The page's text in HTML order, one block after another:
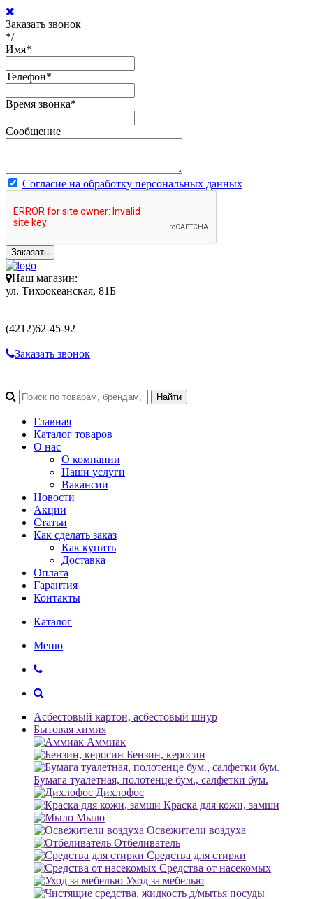
Заказать звонок
*/
Имя*
Телефон*
Время звонка*
Сообщение
Согласие на обработку персональных данных
Заказать
Наш магазин:
ул. Тихоокеанская, 81Б
(4212)62-45-92
Заказать звонок
Главная
Каталог товаров
О нас
О компании
Наши услуги
Вакансии
Новости
Акции
Статьи
Как сделать заказ
Как купить
Доставка
Оплата
Гарантия
Контакты
Каталог
Меню
Асбестовый картон, асбестовый шнур
Бытовая химия
Аммиак
Бензин, керосин
Бумага туалетная, полотенце бум., салфетки бум.
Дихлофос
Краска для кожи, замши
Мыло
Освежители воздуха
Отбеливатель
Средства для стирки
Средства от насекомых
Уход за мебелью